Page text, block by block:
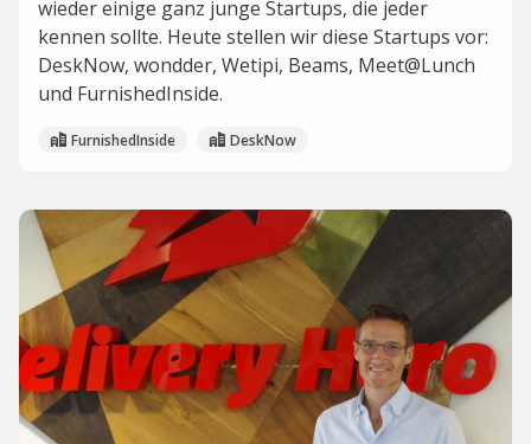
wieder einige ganz junge Startups, die jeder
kennen sollte. Heute stellen wir diese Startups vor:
DeskNow, wondder, Wetipi, Beams, Meet@Lunch
und FurnishedInside.
FurnishedInside DeskNow